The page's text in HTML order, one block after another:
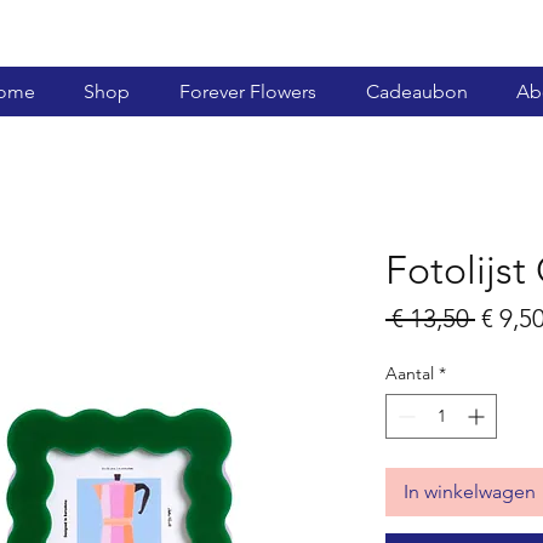
Shop Forever Flowers Cadeaubon
Fotolijst
€ 13,50 €
Aantal *
In winkelwagen